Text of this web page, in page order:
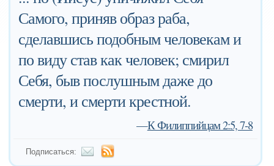
Самого, приняв образ раба,
сделавшись подобным человекам и
по виду став как человек; смирил
Себя, быв послушным даже до
смерти, и смерти крестной.
—К Филиппийцам 2:5, 7-8
Подписаться: